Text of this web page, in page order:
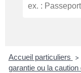
Accueil particuliers >
garantie ou la